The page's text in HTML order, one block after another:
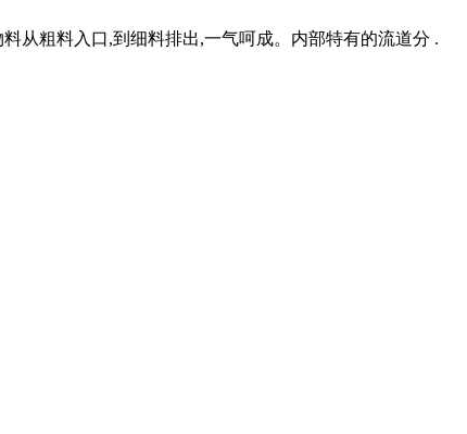
从粗料入口,到细料排出,一气呵成。内部特有的流道分 .